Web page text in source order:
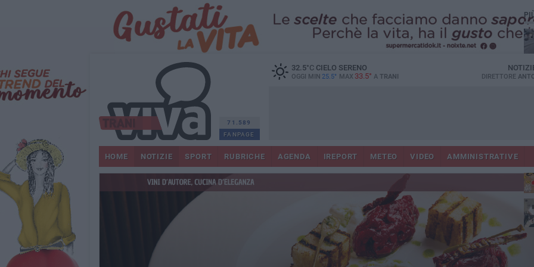
71.589
FANPAGE
32.5°CCIELO SERENO
OGGI MIN 25.5° MAX 33.5° A TRANI DIRETTORE
HOME NOTIZIE SPORT RUBRICHE AGENDA IREPORT METEO VIDEO AMMINISTRATIVE